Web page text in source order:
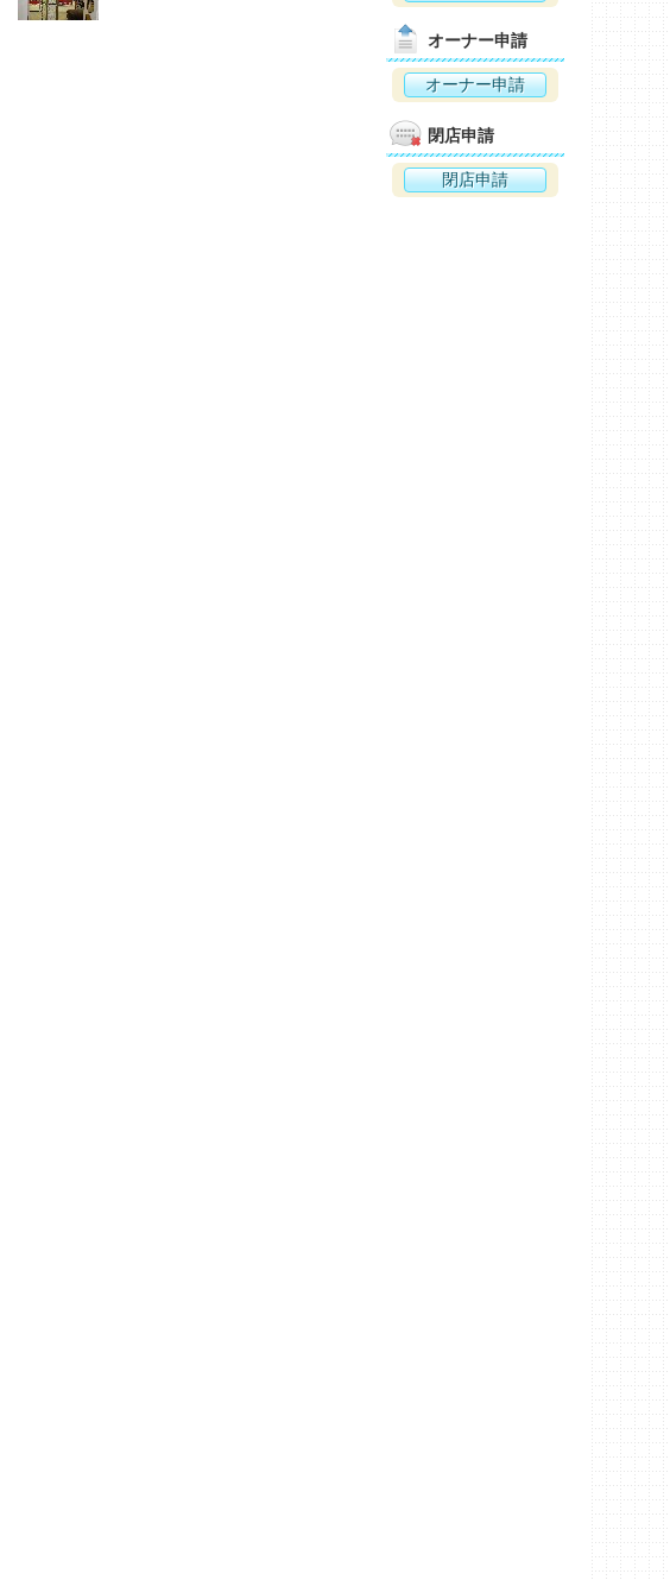
オーナー申請
オーナー申請
閉店申請
閉店申請